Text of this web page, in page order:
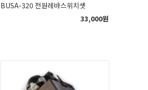
BUSA-320 전원레바스위치셋
33,000원